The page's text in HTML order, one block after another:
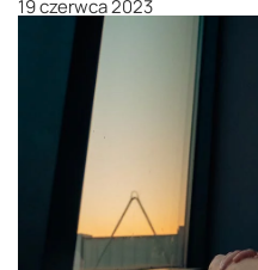
19 czerwca 2023